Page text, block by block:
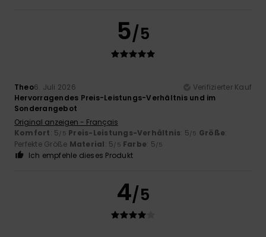
5/5
Theo6. Juli 2026
Verifizierter Kauf
Hervorragendes Preis-Leistungs-Verhältnis und im
Sonderangebot
Original anzeigen - Français
Komfort: 5/5 Preis-Leistungs-Verhältnis: 5/5 Größe:
Perfekte Größe Material: 5/5 Farbe: 5/5
Ich empfehle dieses Produkt
4/5